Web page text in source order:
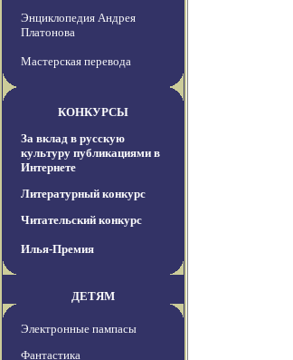
Энциклопедия Андрея
Платонова
Мастерская перевода
КОНКУРСЫ
За вклад в русскую
культуру публикациями в
Интернете
Литературный конкурс
Читательский конкурс
Илья-Премия
ДЕТЯМ
Электронные пампасы
Фантастика